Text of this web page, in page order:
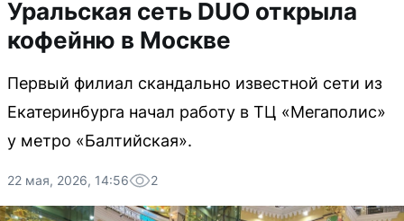
Уральская сеть DUO открыла
кофейню в Москве
Первый филиал скандально известной сети из
Екатеринбурга начал работу в ТЦ «Мегаполис»
у метро «Балтийская».
22 мая, 2026, 14:56 2